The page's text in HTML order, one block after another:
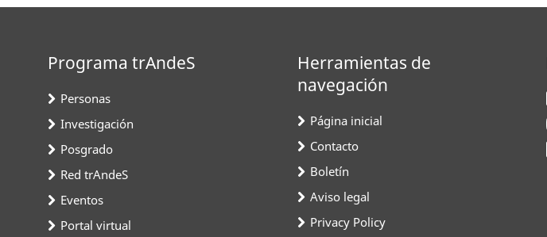
Programa trAndeS
Personas
Investigación
Posgrado
Red trAndeS
Eventos
Portal virtual
Herramientas de
navegación
Página inicial
Contacto
Boletín
Aviso legal
Privacy Policy